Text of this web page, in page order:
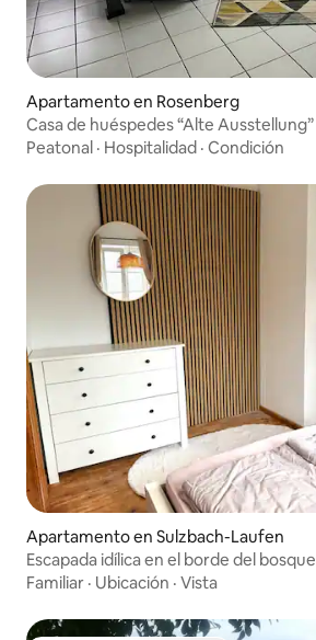
Apartamento en Rosenberg
Casa de huéspedes “Alte Ausstellung”
Peatonal · Hospitalidad · Condición
Apartamento en Sulzbach-Laufen
Escapada idílica en el borde del bosque
Familiar · Ubicación · Vista